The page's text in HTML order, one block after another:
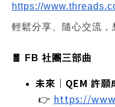
https://
輕鬆分享、隨心交流，
🧧 FB 社團三部曲
未來｜QEM 許願
👉 https://